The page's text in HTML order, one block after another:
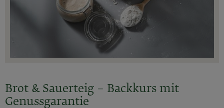
Brot & Sauerteig – Backkurs mit
Genussgarantie